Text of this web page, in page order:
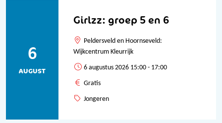
Girlzz: groep 5 en 6
6
AUGUST
Peldersveld en Hoornseveld:
Wijkcentrum Kleurrijk
6 augustus 2026 15:00 - 17:00
Gratis
Jongeren